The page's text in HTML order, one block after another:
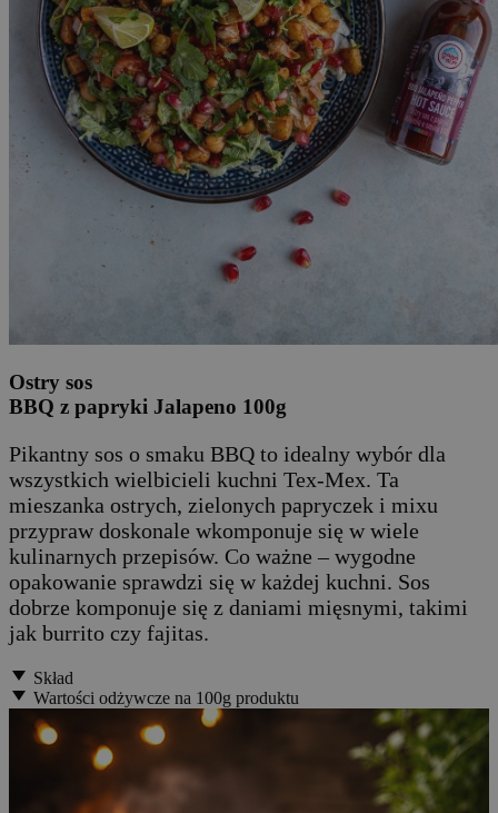
Ostry sos
BBQ z papryki Jalapeno 100g
Pikantny sos o smaku BBQ to idealny wybór dla
wszystkich wielbicieli kuchni Tex-Mex. Ta
mieszanka ostrych, zielonych papryczek i mixu
przypraw doskonale wkomponuje się w wiele
kulinarnych przepisów. Co ważne – wygodne
opakowanie sprawdzi się w każdej kuchni. Sos
dobrze komponuje się z daniami mięsnymi, takimi
jak burrito czy fajitas.
Skład
Wartości odżywcze na 100g produktu